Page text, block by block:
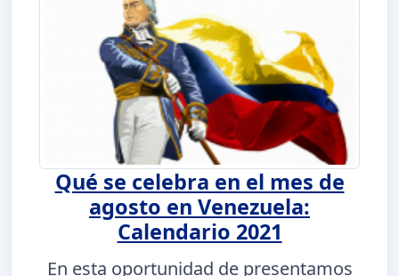
Qué se celebra en el mes de
agosto en Venezuela:
Calendario 2021
En esta oportunidad de presentamos